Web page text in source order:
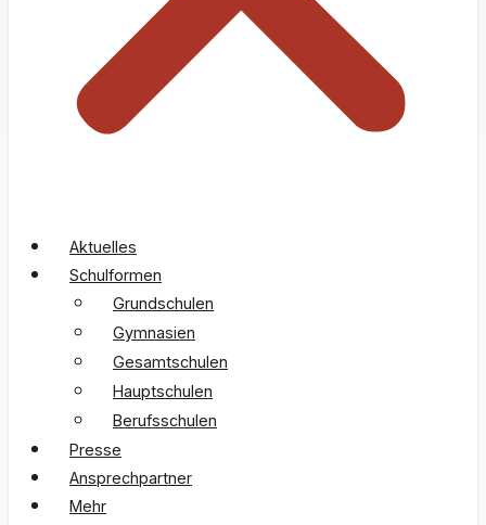
Aktuelles
Schulformen
Grundschulen
Gymnasien
Gesamtschulen
Hauptschulen
Berufsschulen
Presse
Ansprechpartner
Mehr